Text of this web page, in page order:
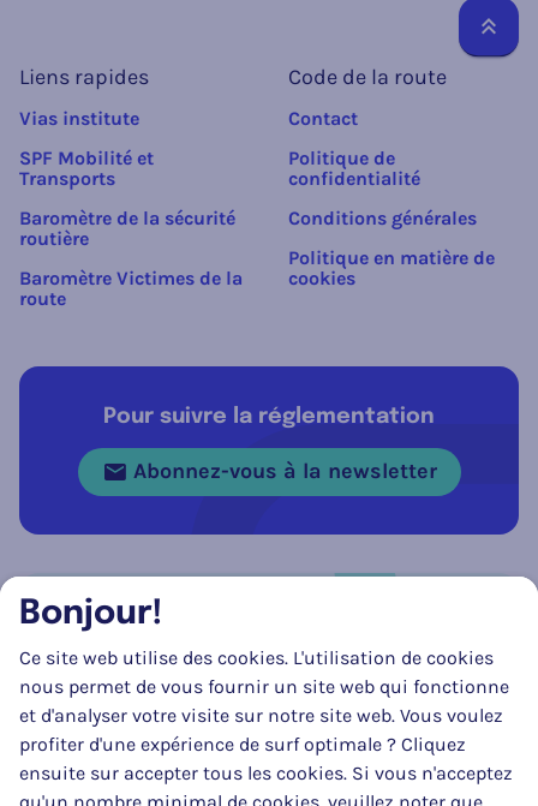
Liens rapides
Vias institute
SPF Mobilité et
Transports
Baromètre de la sécurité
routière
Baromètre Victimes de la
route
Code de la route
Contact
Politique de
confidentialité
Conditions générales
Politique en matière de
cookies
Pour suivre la réglementation
Abonnez-vous à la newsletter
Suivez-nous sur
FacebookInstagramLinkedIn
Bonjour!
Ce site web utilise des cookies. L'utilisation de cookies
nous permet de vous fournir un site web qui fonctionne
et d'analyser votre visite sur notre site web. Vous voulez
profiter d'une expérience de surf optimale ? Cliquez
ensuite sur accepter tous les cookies. Si vous n'acceptez
qu'un nombre minimal de cookies, veuillez noter que